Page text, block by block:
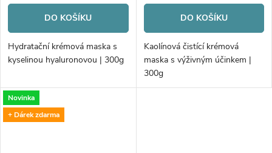
DO KOŠÍKU
Hydratační krémová maska s
kyselinou hyaluronovou | 300g
DO KOŠÍKU
Kaolínová čistící krémová
maska s výživným účinkem |
300g
Novinka
+ Dárek zdarma